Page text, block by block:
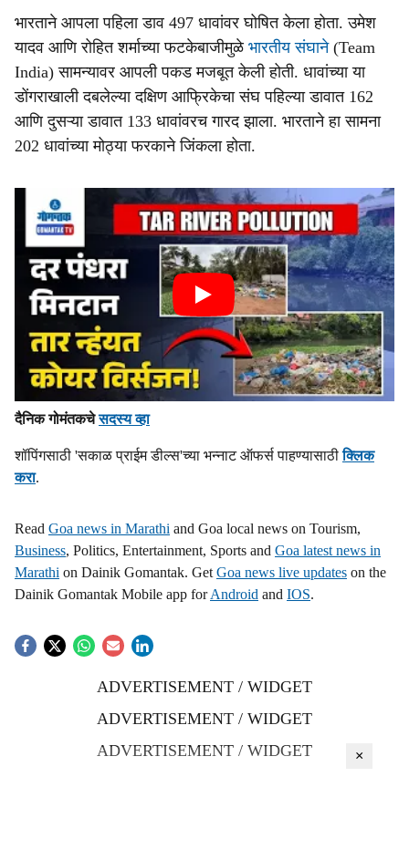
भारताने आपला पहिला डाव 497 धावांवर घोषित केला होता. उमेश
यादव आणि रोहित शर्माच्या फटकेबाजीमुळे भारतीय संघाने(Team
India) सामन्यावर आपली पकड मजबूत केली होती. धावांच्या या
डोंगराखाली दबलेल्या दक्षिण आफ्रिकेचा संघ पहिल्या डावात 162
आणि दुसऱ्या डावात 133 धावांवरच गारद झाला. भारताने हा सामना
202 धावांच्या मोठ्या फरकाने जिंकला होता.
दैनिक गोमंतकचेसदस्य व्हा
शॉपिंगसाठी 'सकाळ प्राईम डील्स'च्या भन्नाट ऑफर्स पाहण्यासाठीक्लिक
करा.
Read Goa news in Marathi and Goa local news on Tourism,
Business, Politics, Entertainment, Sports and Goa latest news in
Marathi on Dainik Gomantak. Get Goa news live updates on the
Dainik Gomantak Mobile app forAndroid and IOS.
ADVERTISEMENT / WIDGET
ADVERTISEMENT / WIDGET
ADVERTISEMENT / WIDGET
×